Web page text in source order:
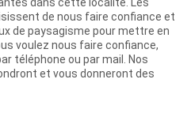
de nous faire confiance et
de paysagisme pour mettre en
voulez nous faire confiance,
téléphone ou par mail. Nos
et vous donneront des